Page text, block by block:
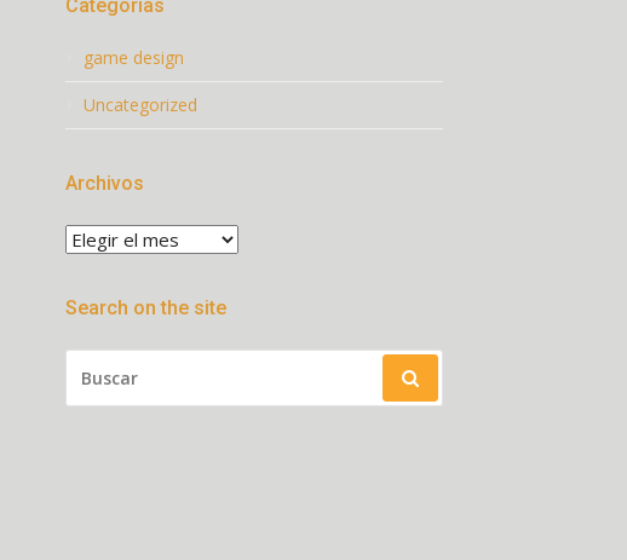
Categorias
game design
Uncategorized
Archivos
Archivos
Search on the site